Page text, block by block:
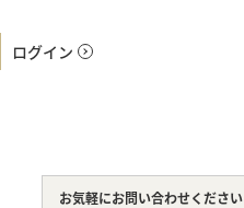
ログイン
お気軽にお問い合わせください